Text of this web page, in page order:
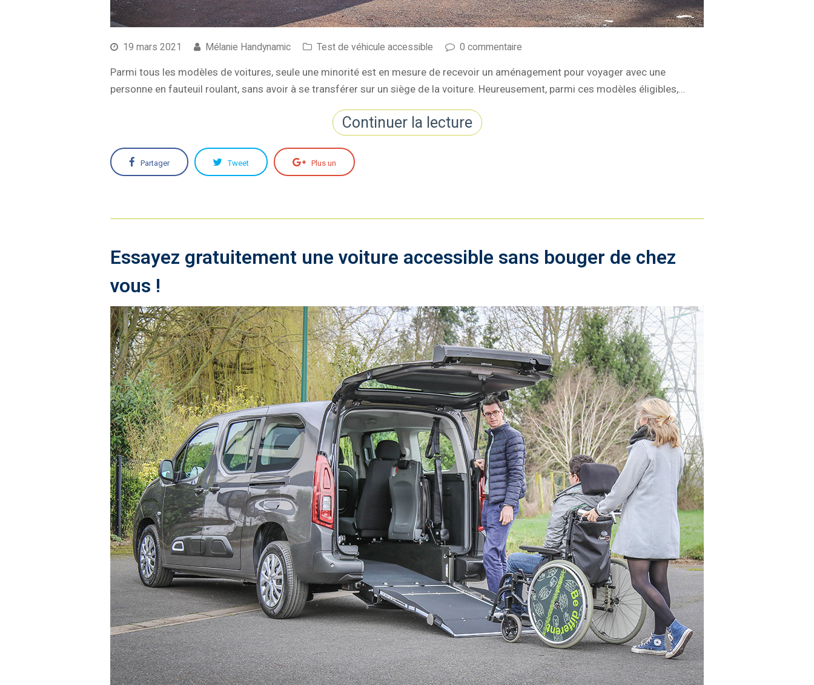
19 mars 2021 Mélanie Handynamic Test de véhicule accessible 0 commentaire
Parmi tous les modèles de voitures, seule une minorité est en mesure de recevoir un aménagement pour voyager avec une
personne en fauteuil roulant, sans avoir à se transférer sur un siège de la voiture. Heureusement, parmi ces modèles éligibles,…
Continuer la lecture
Partager Tweet Plus un
Essayez gratuitement une voiture accessible sans bouger de chez
vous !